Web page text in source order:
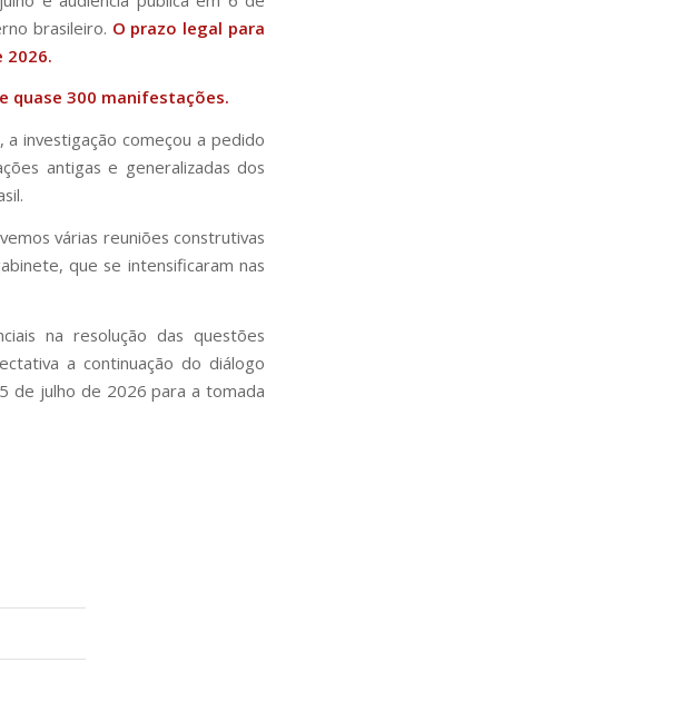
brasileiro. O prazo legal para
2026.
quase 300 manifestações.
investigação começou a pedido
antigas e generalizadas dos
várias reuniões construtivas
que se intensificaram nas
na resolução das questões
a continuação do diálogo
de julho de 2026 para a tomada